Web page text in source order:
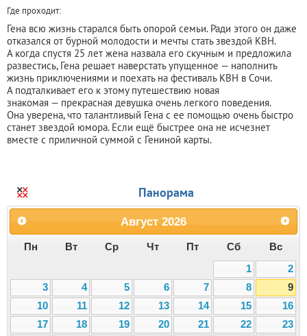
Где проходит:
Гена всю жизнь старался быть опорой семьи. Ради этого он даже
отказался от бурной молодости и мечты стать звездой КВН.
А когда спустя 25 лет жена назвала его скучным и предложила
развестись, Гена решает наверстать упущенное — наполнить
жизнь приключениями и поехать на фестиваль КВН в Сочи.
А подталкивает его к этому путешествию новая
знакомая — прекрасная девушка очень легкого поведения.
Она уверена, что талантливый Гена с ее помощью очень быстро
станет звездой юмора. Если ещё быстрее она не исчезнет
вместе с приличной суммой с Гениной карты.
Панорама
Август 2026
Пн Вт Ср Чт Пт Сб
Вс
1
2
3
4 5 6 7 8
9
10
11 12 13 14 15
16
17
18 19 20 21 22
23